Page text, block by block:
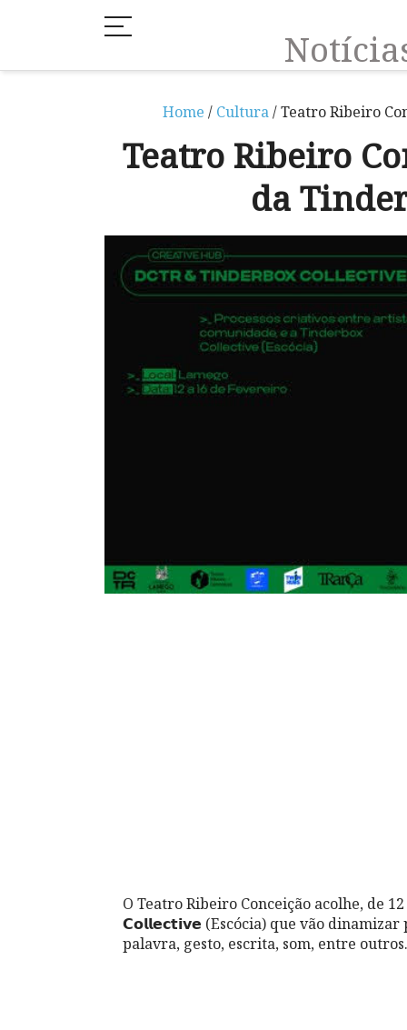
Home / Cultura/ Teatro Ribeiro
Teatro Ribeiro
da
O Teatro Ribeiro Conceição acolhe, de
𝗖𝗼𝗹𝗹𝗲𝗰𝘁𝗶𝘃𝗲 (Escócia) que vão
palavra, gesto, escrita, som, entre outros.